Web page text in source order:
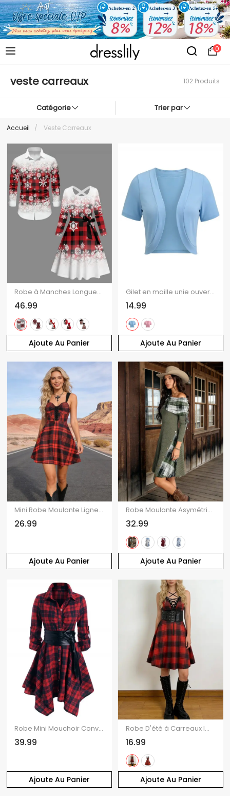
0
veste carreaux 102 Produits
Catégorie Trier par
Accueil / Veste Carreaux
Ajoute Au Panier
Robe à Manches Longues avec Boutons et à Imprimé Carreaux en Dégradé de Couleurs pour Noël
46.99
Ajoute Au Panier
Gilet en maille unie ouvert sur le devant
14.99
Ajoute Au Panier
Mini Robe Moulante Ligne A à Carreaux Imprimé sans Manches avec Œillet à Lacets
26.99
Ajoute Au Panier
Robe Moulante Asymétrique Jointive à Carreaux Boutonnée à Epaule Dénudée
32.99
Ajoute Au Panier
Robe Mini Mouchoir Convertible Ceinturée à Carreaux à Manches Roulées
39.99
Ajoute Au Panier
Robe D'été à Carreaux Imprimé à Bretelles Spaghetti à Lacets sans Manches
16.99